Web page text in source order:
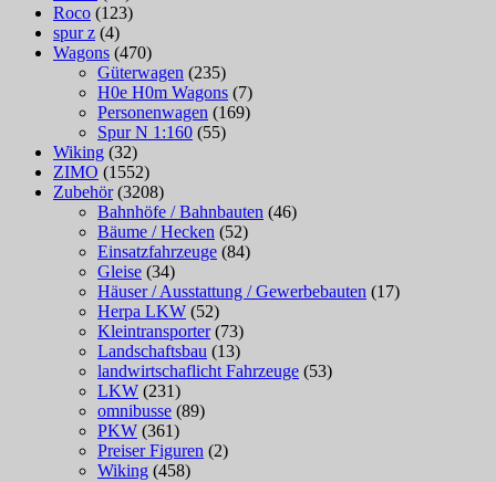
Roco (123)
spur z (4)
Wagons (470)
Güterwagen (235)
H0e H0m Wagons (7)
Personenwagen (169)
Spur N 1:160 (55)
Wiking (32)
ZIMO (1552)
Zubehör (3208)
Bahnhöfe / Bahnbauten (46)
Bäume / Hecken (52)
Einsatzfahrzeuge (84)
Gleise (34)
Häuser / Ausstattung / Gewerbebauten (17)
Herpa LKW (52)
Kleintransporter (73)
Landschaftsbau (13)
landwirtschaflicht Fahrzeuge (53)
LKW (231)
omnibusse (89)
PKW (361)
Preiser Figuren (2)
Wiking (458)